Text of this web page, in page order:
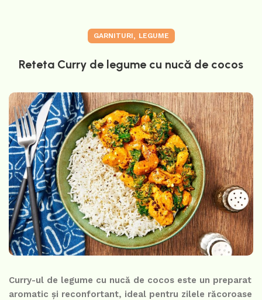
GARNITURI, LEGUME
Reteta Curry de legume cu nucă de cocos
Curry-ul de legume cu nucă de cocos este un preparat
aromatic și reconfortant, ideal pentru zilele răcoroase